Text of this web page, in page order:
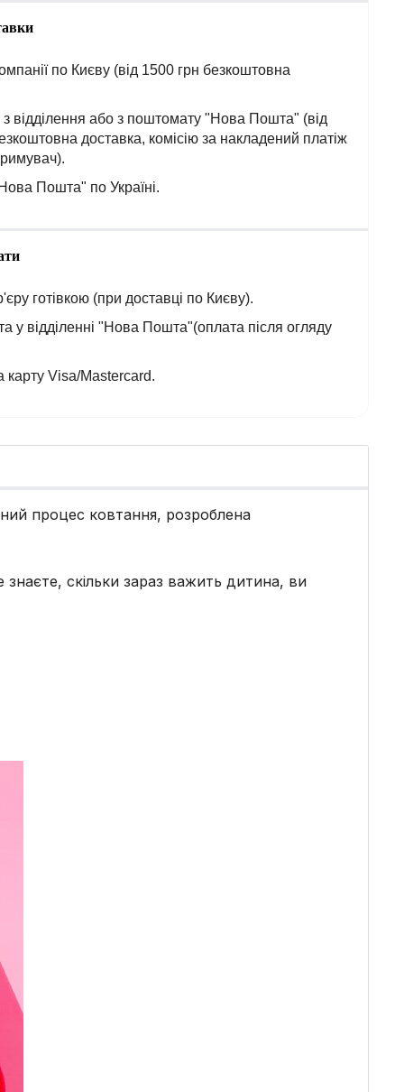
по Києву (від 1500 грн безкоштовна
відділення або з поштомату "Нова Пошта" (від
доставка, комісію за накладений платіж
Пошта" по Україні.
готівкою (при доставці по Києву).
у відділенні "Нова Пошта"(оплата після огляду
карту Visa/Mastercard.
процес ковтання, розроблена
скільки зараз важить дитина, ви